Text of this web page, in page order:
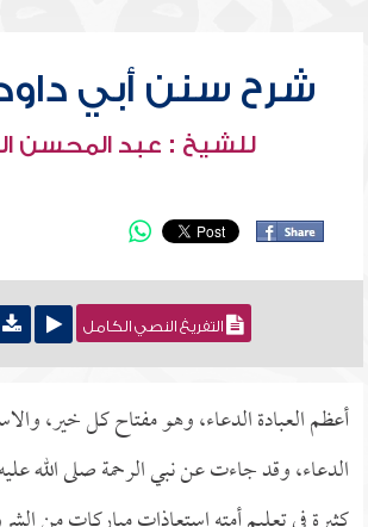
شرح سنن أبي داود
للشيخ : عبد المحسن
التفريغ النصي الكامل
أعظم العبادة الدعاء، وهو مفتاح كل خير،
الدعاء، وقد جاءت عن نبي الرحمة صلى الله